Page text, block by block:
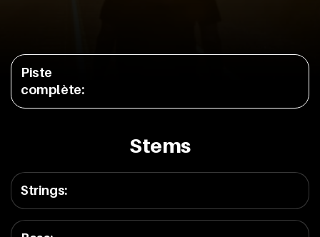
Piste
complète:
Stems
Strings: